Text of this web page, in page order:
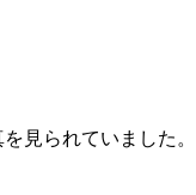
見られていました。